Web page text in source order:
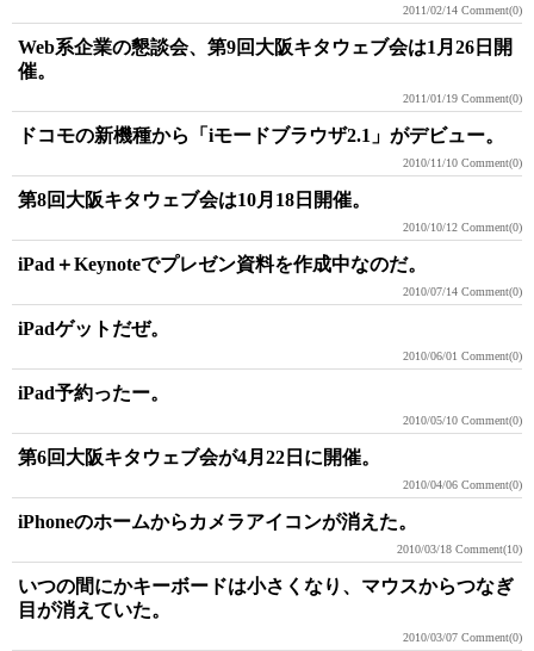
2011/02/14 Comment(0)
Web系企業の懇談会、第9回大阪キタウェブ会は1月26日開
催。
2011/01/19 Comment(0)
ドコモの新機種から「iモードブラウザ2.1」がデビュー。
2010/11/10 Comment(0)
第8回大阪キタウェブ会は10月18日開催。
2010/10/12 Comment(0)
iPad＋Keynoteでプレゼン資料を作成中なのだ。
2010/07/14 Comment(0)
iPadゲットだぜ。
2010/06/01 Comment(0)
iPad予約ったー。
2010/05/10 Comment(0)
第6回大阪キタウェブ会が4月22日に開催。
2010/04/06 Comment(0)
iPhoneのホームからカメラアイコンが消えた。
2010/03/18 Comment(10)
いつの間にかキーボードは小さくなり、マウスからつなぎ
目が消えていた。
2010/03/07 Comment(0)